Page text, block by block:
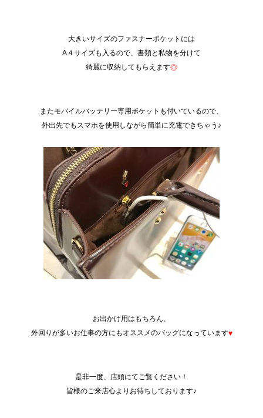
大きいサイズのファスナーポケットには
A４サイズも入るので、書類と私物を分けて
綺麗に収納してもらえます◎
またモバイルバッテリー専用ポケットも付いているので、
外出先でもスマホを使用しながら簡単に充電できちゃう♪
お出かけ用はもちろん、
外回りが多いお仕事の方にもオススメのバッグになっています♥
是非一度、店頭にてご覧ください！
皆様のご来店心よりお待ちしております♪